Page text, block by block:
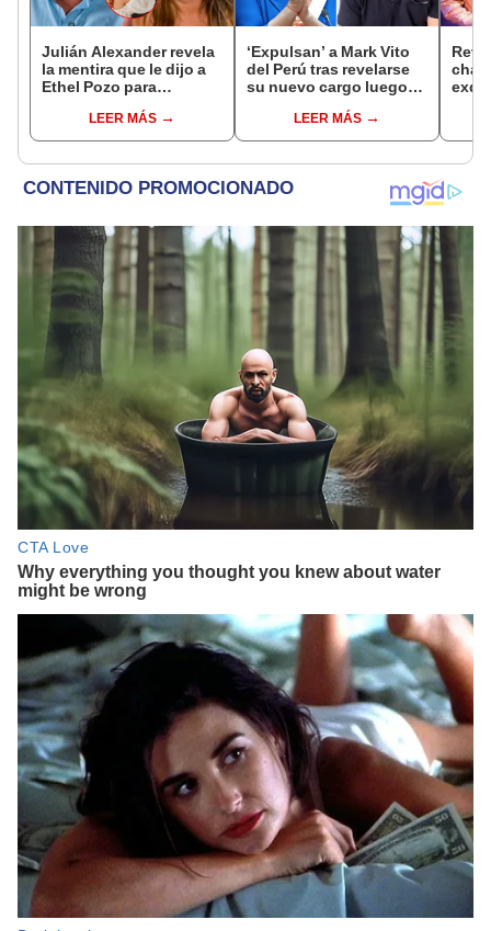
Julián Alexander revela
la mentira que le dijo a
Ethel Pozo para
hubiéramos salido”
LEER MÁS
‘Expulsan’ a Mark Vito
del Perú tras revelarse
su nuevo cargo luego
Keiko Fujimori: “Lo
estoy devolviendo a su
LEER MÁS
te